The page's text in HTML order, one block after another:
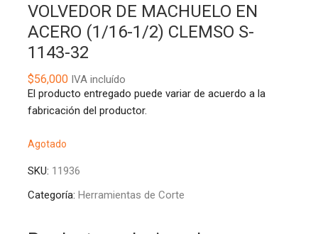
VOLVEDOR DE MACHUELO EN
ACERO (1/16-1/2) CLEMSO S-
1143-32
$56,000IVA incluído
El producto entregado puede variar de acuerdo a la
fabricación del productor.
Agotado
SKU: 11936
Categoría: Herramientas de Corte